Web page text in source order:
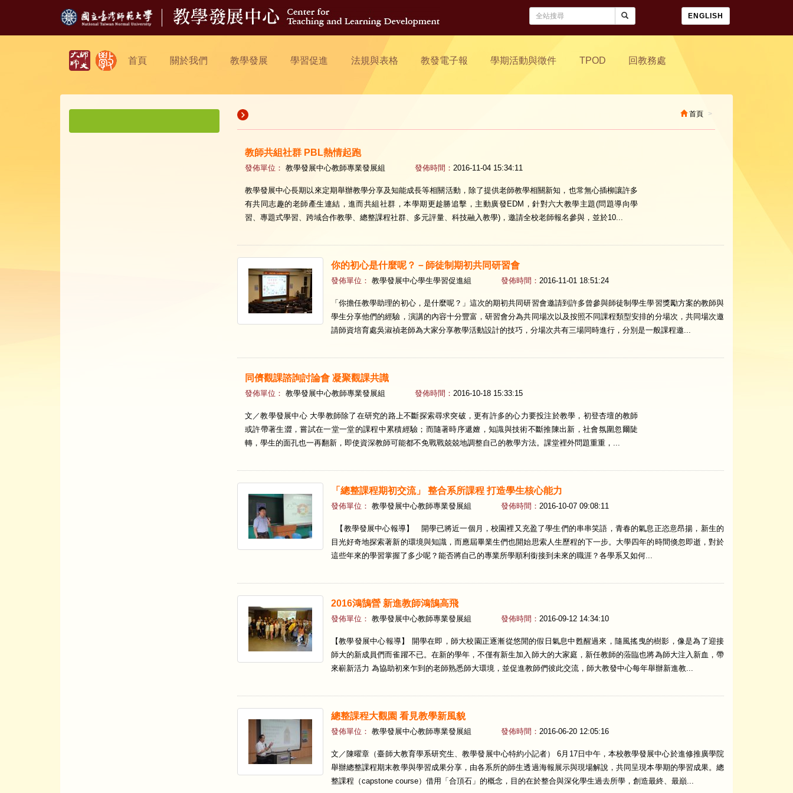
ENGLISH
首頁 關於我們 教學發展 學習促進 法規與表格 教發電子報 學期活動與徵件 TPOD 回教務處
首頁
教師共組社群 PBL熱情起跑
發佈單位： 教學發展中心教師專業發展組 發佈時間： 2016-11-04 15:34:11
教學發展中心長期以來定期舉辦教學分享及知能成長等相關活動，除了提供老師教學相關新知，也常無心插柳讓許多
有共同志趣的老師產生連結，進而共組社群，本學期更趁勝追擊，主動廣發EDM，針對六大教學主題(問題導向學
習、專題式學習、跨域合作教學、總整課程社群、多元評量、科技融入教學)，邀請全校老師報名參與，並於10...
你的初心是什麼呢？－師徒制期初共同研習會
發佈單位： 教學發展中心學生學習促進組 發佈時間： 2016-11-01 18:51:24
「你擔任教學助理的初心，是什麼呢？」這次的期初共同研習會邀請到許多曾參與師徒制學生學習獎勵方案的教師與
學生分享他們的經驗，演講的內容十分豐富，研習會分為共同場次以及按照不同課程類型安排的分場次，共同場次邀
請師資培育處吳淑禎老師為大家分享教學活動設計的技巧，分場次共有三場同時進行，分別是一般課程邀...
同儕觀課諮詢討論會 凝聚觀課共識
發佈單位： 教學發展中心教師專業發展組 發佈時間： 2016-10-18 15:33:15
文／教學發展中心 大學教師除了在研究的路上不斷探索尋求突破，更有許多的心力要投注於教學，初登杏壇的教師
或許帶著生澀，嘗試在一堂一堂的課程中累積經驗；而隨著時序遞嬗，知識與技術不斷推陳出新，社會氛圍忽爾陡
轉，學生的面孔也一再翻新，即使資深教師可能都不免戰戰兢兢地調整自己的教學方法。課堂裡外問題重重，...
「總整課程期初交流」 整合系所課程 打造學生核心能力
發佈單位： 教學發展中心教師專業發展組 發佈時間： 2016-10-07 09:08:11
【教學發展中心報導】 開學已將近一個月，校園裡又充盈了學生們的串串笑語，青春的氣息正恣意昂揚，新生的
目光好奇地探索著新的環境與知識，而應屆畢業生們也開始思索人生歷程的下一步。大學四年的時間倏忽即逝，對於
這些年來的學習掌握了多少呢？能否將自己的專業所學順利銜接到未來的職涯？各學系又如何...
2016鴻鵠營 新進教師鴻鵠高飛
發佈單位： 教學發展中心教師專業發展組 發佈時間： 2016-09-12 14:34:10
【教學發展中心報導】 開學在即，師大校園正逐漸從悠閒的假日氣息中甦醒過來，隨風搖曳的樹影，像是為了迎接
師大的新成員們而雀躍不已。在新的學年，不僅有新生加入師大的大家庭，新任教師的蒞臨也將為師大注入新血，帶
來嶄新活力 為協助初來乍到的老師熟悉師大環境，並促進教師們彼此交流，師大教發中心每年舉辦新進教...
總整課程大觀園 看見教學新風貌
發佈單位： 教學發展中心教師專業發展組 發佈時間： 2016-06-20 12:05:16
文／陳曜章（臺師大教育學系研究生、教學發展中心特約小記者） 6月17日中午，本校教學發展中心於進修推廣學院
舉辦總整課程期末教學與學習成果分享，由各系所的師生透過海報展示與現場解說，共同呈現本學期的學習成果。總
整課程（capstone course）借用「合頂石」的概念，目的在於整合與深化學生過去所學，創造最終、最巔...